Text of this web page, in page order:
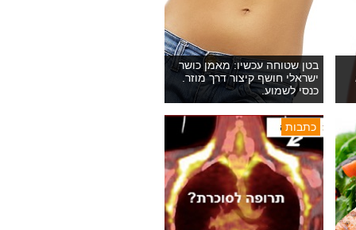
בטן שטוחה עכשיו: מאמן כושר
ישראלי חושף קיצור דרך מוזר.
כנסי לשמוע.
כתבות